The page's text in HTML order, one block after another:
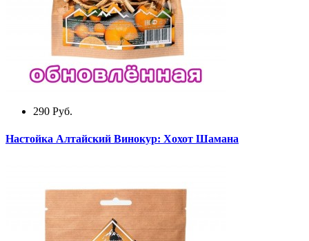
290 Руб.
Настойка Алтайский Винокур: Хохот Шамана